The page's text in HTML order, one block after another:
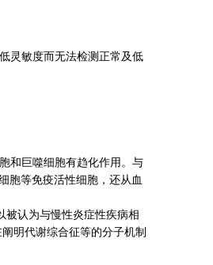
灵敏度而无法检测正常及低
和巨噬细胞有趋化作用。与
胞等免疫活性细胞，还从血
被认为与慢性炎症性疾病相
明代谢综合征等的分子机制